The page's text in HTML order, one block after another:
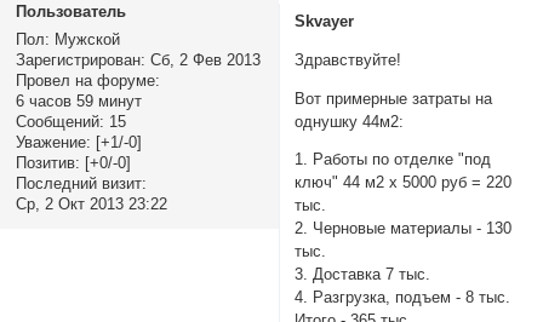
Пользователь
Пол: Мужской
Зарегистрирован: Сб, 2 Фев 2013
Провел на форуме:
6 часов 59 минут
Сообщений: 15
Уважение: [+1/-0]
Позитив: [+0/-0]
Последний визит:
Ср, 2 Окт 2013 23:22
Skvayer
Здравствуйте!
Вот примерные затраты на
однушку 44м2:
1. Работы по отделке "под
ключ" 44 м2 х 5000 руб = 220
тыс.
2. Черновые материалы - 130
тыс.
3. Доставка 7 тыс.
4. Разгрузка, подъем - 8 тыс.